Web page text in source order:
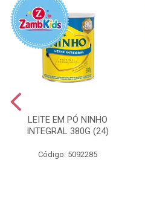
LEITE EM PÓ NINHO
INTEGRAL 380G (24)
Código: 5092285